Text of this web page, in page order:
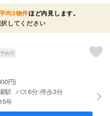
平均3物件ほど内見します。
してください
約可
円)
駅 バス6分:停歩3分
年